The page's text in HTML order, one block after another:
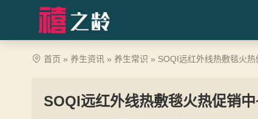
首页 » 养生资讯 » 养生常识 » SOQI远红外线热敷毯火热
SOQI远红外线热敷毯火热促销